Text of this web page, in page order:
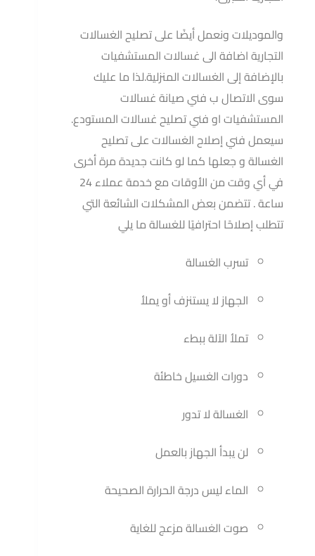
والموديلات ونعمل أيضًا على تصليح الغسالات
التجارية اضافة الى غسالات المستشفيات
بالإضافة إلى الغسالات المنزلية.لذا ما عليك
سوى الاتصال ب فني صيانة غسالات
المستشفيات او فني تصليح غسالات المستودع.
سيعمل فني إصلاح الغسالات على تصليح
الغسالة و جعلها كما لو كانت جديدة مرة أخرى
في أي وقت من الأوقات مع خدمة عملاء 24
ساعة . تتضمن بعض المشكلات الشائعة التي
تتطلب إصلاحًا احترافيًا للغسالة ما يلي
تسرب الغسالة
الجهاز لا يستنزف أو يملأ
تملأ الآلة ببطء
دورات الغسيل خاطئة
الغسالة لا تدور
لن يبدأ الجهاز بالعمل
الماء ليس درجة الحرارة الصحيحة
صوت الغسالة مزعج للغاية